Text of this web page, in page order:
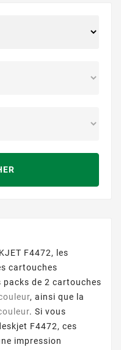
F4472, les
cartouches
packs de 2 cartouches
, ainsi que la
. Si vous
F4472, ces
impression